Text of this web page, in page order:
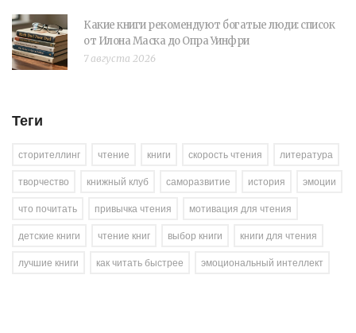
Какие книги рекомендуют богатые люди: список
от Илона Маска до Опра Уинфри
7 августа 2026
Теги
сторителлинг чтение книги скорость чтения
литература
творчество
книжный клуб саморазвитие история
эмоции
что почитать
привычка чтения
мотивация для чтения
детские книги
чтение книг выбор книги
книги для чтения
лучшие книги
как читать быстрее эмоциональный интеллект